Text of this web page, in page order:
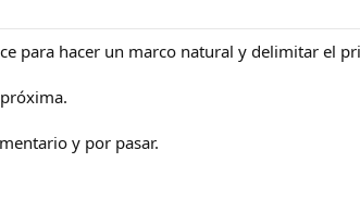
para hacer un marco natural y delimitar el
y por pasar.